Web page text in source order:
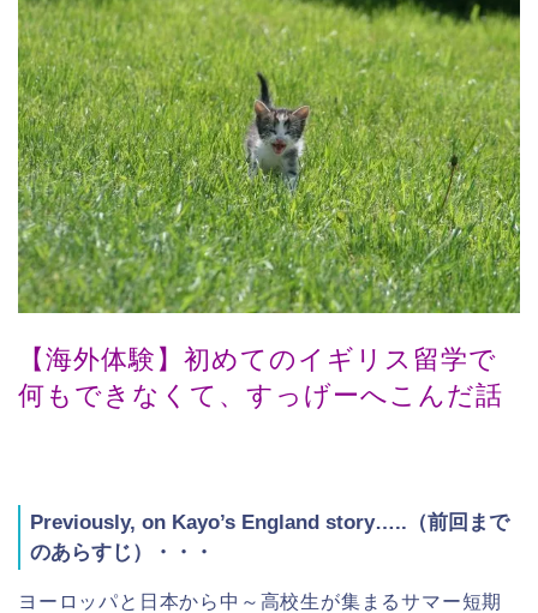
【海外体験】初めてのイギリス留学で
何もできなくて、すっげーへこんだ話
Previously, on Kayo’s England story…..（前回まで
のあらすじ）・・・
ヨーロッパと日本から中～高校生が集まるサマー短期